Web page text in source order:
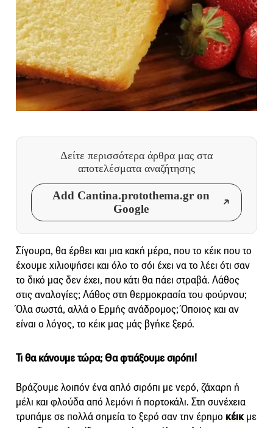
Δείτε περισσότερα άρθρα μας στα
αποτελέσματα αναζήτησης
Add Cantina.protothema.gr on
Google
Σίγουρα, θα έρθει και μια κακή μέρα, που το κέικ που το
έχουμε χιλιοψήσει και όλο το σόι έχει να το λέει ότι σαν
το δικό μας δεν έχει, που κάτι θα πάει στραβά. Λάθος
στις αναλογίες; Λάθος στη θερμοκρασία του φούρνου;
Όλα σωστά, αλλά ο Ερμής ανάδρομος; Όποιος και αν
είναι ο λόγος, το κέικ μας μάς βγήκε ξερό.
Τι θα κάνουμε τώρα; Θα φτιάξουμε σιρόπι!
Βράζουμε λοιπόν ένα απλό σιρόπι με νερό, ζάχαρη ή
μέλι και φλούδα από λεμόνι ή πορτοκάλι. Στη συνέχεια
τρυπάμε σε πολλά σημεία το ξερό σαν την έρημο κέικ με